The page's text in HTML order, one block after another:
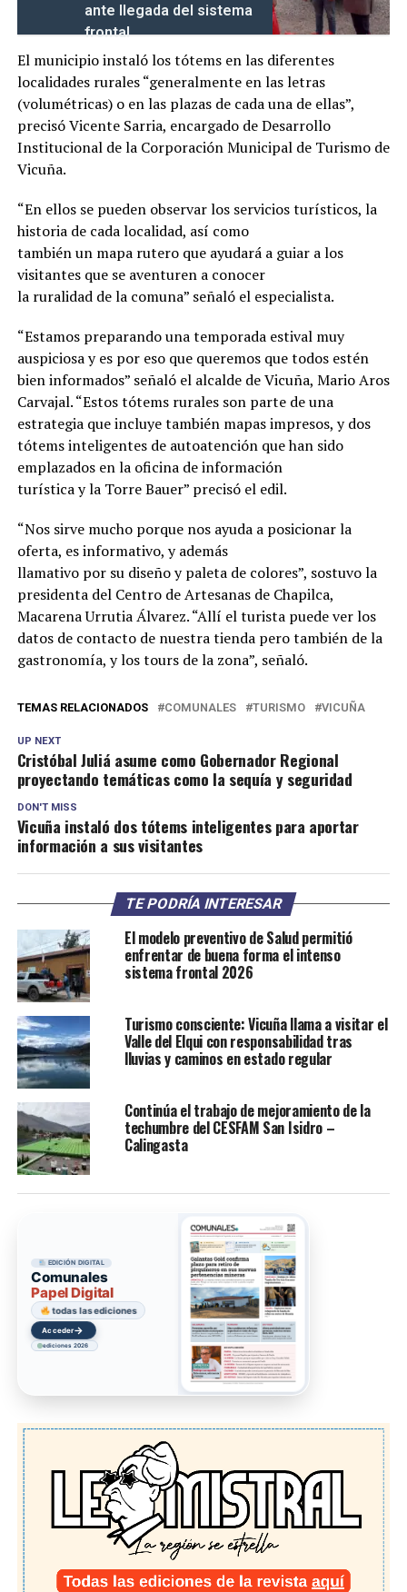
ante llegada del sistema
frontal
El municipio instaló los tótems en las diferentes
localidades rurales “generalmente en las letras
(volumétricas) o en las plazas de cada una de ellas”,
precisó Vicente Sarria, encargado de Desarrollo
Institucional de la Corporación Municipal de Turismo de
Vicuña.
“En ellos se pueden observar los servicios turísticos, la
historia de cada localidad, así como
también un mapa rutero que ayudará a guiar a los
visitantes que se aventuren a conocer
la ruralidad de la comuna” señaló el especialista.
“Estamos preparando una temporada estival muy
auspiciosa y es por eso que queremos que todos estén
bien informados” señaló el alcalde de Vicuña, Mario Aros
Carvajal. “Estos tótems rurales son parte de una
estrategia que incluye también mapas impresos, y dos
tótems inteligentes de autoatención que han sido
emplazados en la oficina de información
turística y la Torre Bauer” precisó el edil.
“Nos sirve mucho porque nos ayuda a posicionar la
oferta, es informativo, y además
llamativo por su diseño y paleta de colores”, sostuvo la
presidenta del Centro de Artesanas de Chapilca,
Macarena Urrutia Álvarez. “Allí el turista puede ver los
datos de contacto de nuestra tienda pero también de la
gastronomía, y los tours de la zona”, señaló.
TEMAS RELACIONADOS COMUNALES TURISMO VICUÑA
UP NEXT
Cristóbal Juliá asume como Gobernador Regional
proyectando temáticas como la sequía y seguridad
DON'T MISS
Vicuña instaló dos tótems inteligentes para aportar
información a sus visitantes
TE PODRÍA INTERESAR
El modelo preventivo de Salud permitió
enfrentar de buena forma el intenso
sistema frontal 2026
Turismo consciente: Vicuña llama a visitar el
Valle del Elqui con responsabilidad tras
lluvias y caminos en estado regular
Continúa el trabajo de mejoramiento de la
techumbre del CESFAM San Isidro –
Calingasta
EDICIÓN DIGITAL
Comunales
Papel Digital
todas las ediciones
Acceder→
ediciones 2026